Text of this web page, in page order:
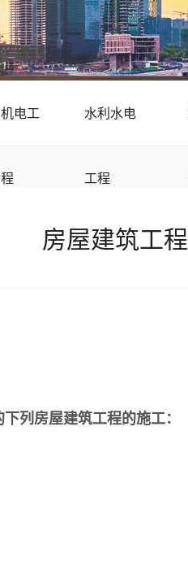
机电工
程
水利水电
工程
房屋建筑工程
列房屋建筑工程的施工：